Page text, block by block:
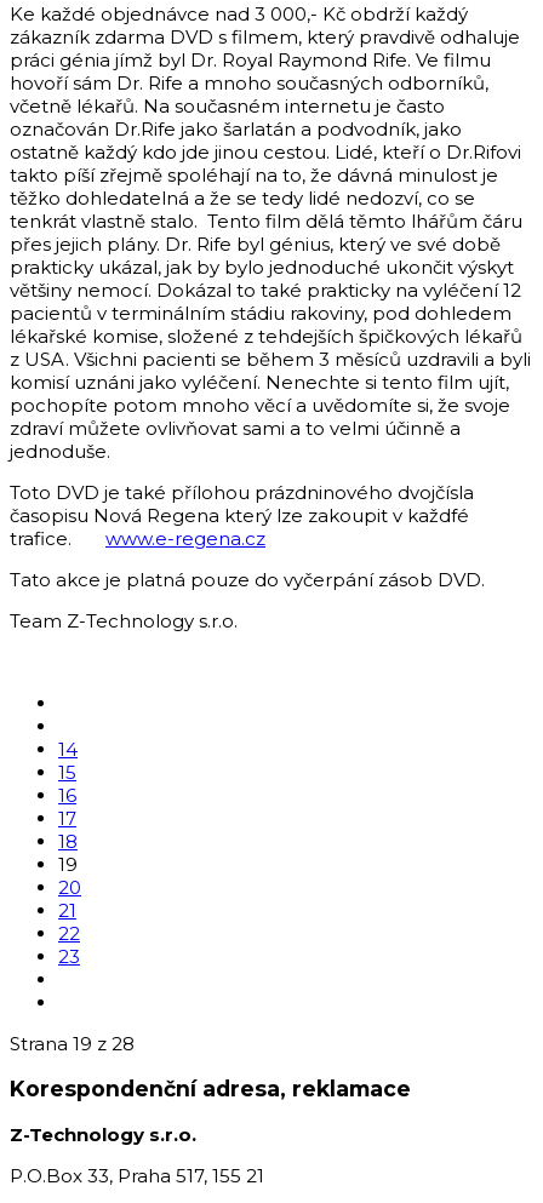
Ke každé objednávce nad 3 000,- Kč obdrží každý
zákazník zdarma DVD s filmem, který pravdivě odhaluje
práci génia jímž byl Dr. Royal Raymond Rife. Ve filmu
hovoří sám Dr. Rife a mnoho současných odborníků,
včetně lékařů. Na současném internetu je často
označován Dr.Rife jako šarlatán a podvodník, jako
ostatně každý kdo jde jinou cestou. Lidé, kteří o Dr.Rifovi
takto píší zřejmě spoléhají na to, že dávná minulost je
těžko dohledatelná a že se tedy lidé nedozví, co se
tenkrát vlastně stalo. Tento film dělá těmto lhářům čáru
přes jejich plány. Dr. Rife byl génius, který ve své době
prakticky ukázal, jak by bylo jednoduché ukončit výskyt
většiny nemocí. Dokázal to také prakticky na vyléčení 12
pacientů v terminálním stádiu rakoviny, pod dohledem
lékařské komise, složené z tehdejších špičkových lékařů
z USA. Všichni pacienti se během 3 měsíců uzdravili a byli
komisí uznáni jako vyléčení. Nenechte si tento film ujít,
pochopíte potom mnoho věcí a uvědomíte si, že svoje
zdraví můžete ovlivňovat sami a to velmi účinně a
jednoduše.
Toto DVD je také přílohou prázdninového dvojčísla
časopisu Nová Regena který lze zakoupit v každfé
trafice. www.e-regena.cz
Tato akce je platná pouze do vyčerpání zásob DVD.
Team Z-Technology s.r.o.
14
15
16
17
18
19
20
21
22
23
Strana 19 z 28
Korespondenční adresa, reklamace
Z-Technology s.r.o.
P.O.Box 33, Praha 517, 155 21